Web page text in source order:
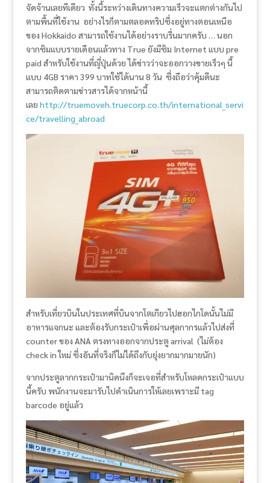
จัดจ้านเลยทีเดียว ทั้งนี้ระหว่างเดินทางความเร็วจะแตกต่างกันไป
ตามพื้นที่ใช้งาน อย่างไรก็ตามตลอดทริปซึ่งอยู่ทางตอนเหนือ
ของ Hokkaido สามารถใช้งานได้อย่างราบรื่นมากครับ … นอก
จากซิมแบบรายเดือนแล้วทาง True ยังมีซิม Internet แบบ pre
paid สำหรับใช้งานที่ญี่ปุ่นด้วย ได้ข่าวว่าจะออกวางขายเร็วๆ นี้
แบบ 4GB ราคา 399 บาทใช้ได้นาน 8 วัน ซึ่งถือว่าคุ้มดีนะ
สามารถติดตามข่าวสารได้จากหน้านี้
เลย http://truemoveh.truecorp.co.th/international_servi
ce/travelling_abroad
สำหรับเที่ยวบินในประเทศที่บินจากโตเกียวไปฮอกไกโดนั้นไม่มี
อาหารแจกนะ และต้องรับกระเป๋าเพื่อผ่านศุลกากรแล้วไปส่งที่
counter ของ ANA ตรงทางออกจากประตู arrival (ไม่ต้อง
check in ใหม่ ซึ่งอันที่จริงก็ไม่ได้ถึงกับยุ่งยากมากมายนัก)
จากประตูลากกระเป๋ามานิดนึงก็จะเจอที่สำหรับโหลดกระเป๋าแบบ
นี้ครับ พนักงานจะมารับไปดำเนินการให้เลยเพราะมี tag
barcode อยู่แล้ว